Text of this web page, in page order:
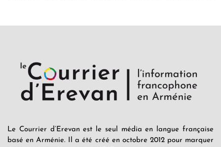
Le Courrier d’Erevan est le seul média en langue française
basé en Arménie. Il a été créé en octobre 2012 pour marquer